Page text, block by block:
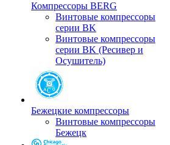
Компрессоры BERG
Винтовые компрессоры
серии BK
Винтовые компрессоры
серии BK (Ресивер и
Осушитель)
Бежецкие компрессоры
Винтовые компрессоры
Бежецк